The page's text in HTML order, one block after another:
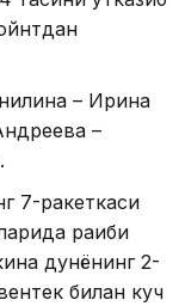
– Ирина
–
7-ракеткаси
рақиби
дунёнинг 2-
билан куч